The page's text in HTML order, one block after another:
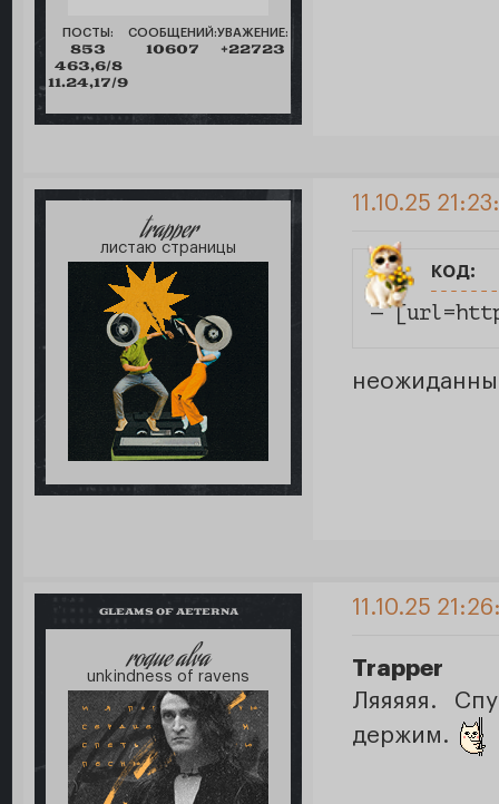
ПОСТЫ:
853
463,6/8
11.24,17/9
СООБЩЕНИЙ:
10607
УВАЖЕНИЕ:
+22723
trapper
листаю страницы
11.10.25
код:
—
GLEAMS OF AETERNA
roque alva
unkindness of ravens
11.10.25
Trapper
Ляяяяя.
держим.